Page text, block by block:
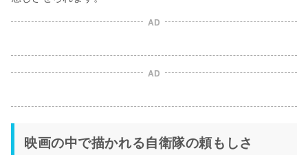
AD
AD
映画の中で描かれる自衛隊の頼もしさ